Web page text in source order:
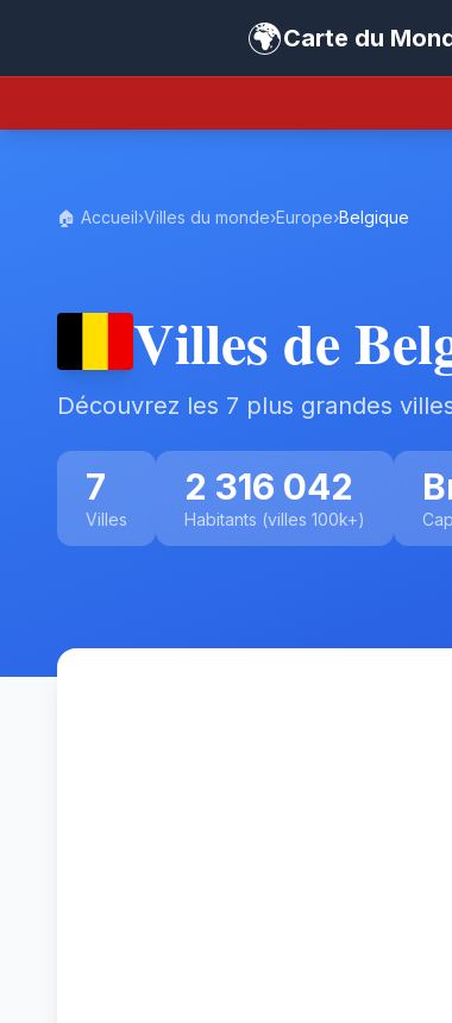
🌍Carte du
🏠 Accueil›Villes du monde›Europe›Belgique
Villes de
Découvrez les 7 plus grandes
7
Villes
2 316 042
Habitants (villes 100k+)